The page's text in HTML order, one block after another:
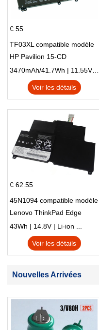
€ 55
TF03XL compatible modèle
HP Pavilion 15-CD
3470mAh/41.7Wh | 11.55V | Li-ion ...
Voir les détails
€ 62.55
45N1094 compatible modèle
Lenovo ThinkPad Edge
S230u Twist
43Wh | 14.8V | Li-ion ...
Voir les détails
Nouvelles Arrivées